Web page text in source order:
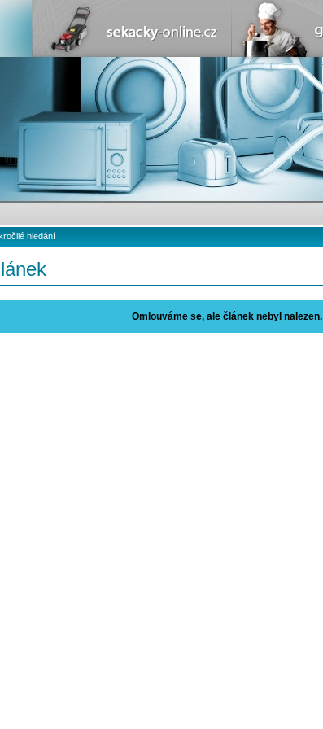
Omlouváme se, ale článek nebyl nalezen.
hledání